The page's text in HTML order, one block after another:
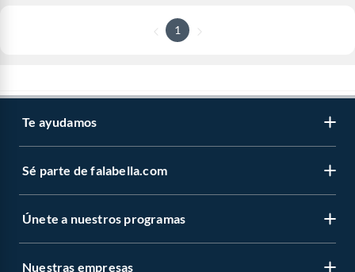
1
Te ayudamos
Sé parte de falabella.com
Únete a nuestros programas
Nuestras empresas